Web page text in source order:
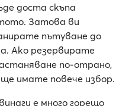
доста скъпа
Затова ви
пътуване до
Ако резервирате
по-отрано,
имате повече избор.
е много горещо